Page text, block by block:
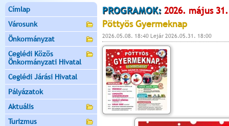
Címlap
Városunk
Önkormányzat
Ceglédi Közös
Önkormányzati Hivatal
Ceglédi Járási Hivatal
Pályázatok
Aktuális
Turizmus
PROGRAMOK: 2026. május 31.
Pöttyös Gyermeknap
2026.05.08. 18:40 Lejár 2026.05.31. 18:00